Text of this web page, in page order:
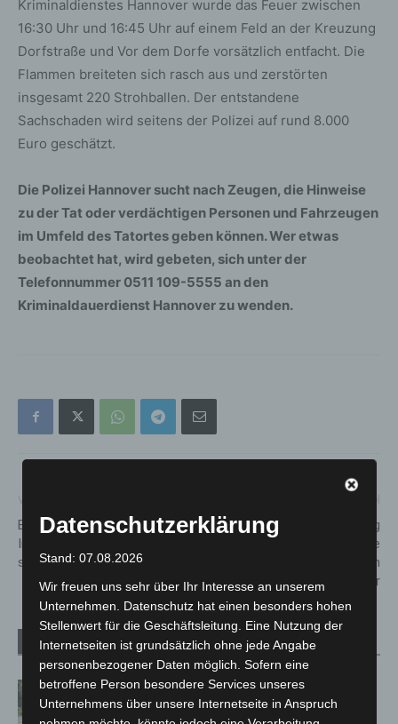
Kriminaldienstes Hannover wurde das Feuer zwischen
16:30 Uhr und 16:45 Uhr auf einem Feld an der Kreuzung
Dorfstraße und Vor dem Dorfe vorsätzlich entfacht. Die
Flammen breiteten sich rasch aus und zerstörten
insgesamt 220 Strohballen. Der entstandene
Sachschaden wird seitens der Polizei auf rund 8.000
Euro geschätzt.
Die Polizei Hannover sucht nach Zeugen, die Hinweise
zu der Tat oder verdächtigen Personen und Fahrzeugen
im Umfeld des Tatortes geben können. Wer etwas
beobachtet hat, wird gebeten, sich unter der
Telefonnummer 0511 109-5555 an den
Kriminaldauerdienst Hannover zu wenden.
Erneuerung der Einmündung
Imhoffstraße: Bauarbeiten
starten am 21. Oktober
Unfall auf der A7: Verzögerung
durch fehlende Rettungsgasse
– Feuerwehr appelliert an
Verkehrsteilnehmer
Verwandte Artikel Mehr vom Autor
Brand im „Haus der Begegnung“ in
Neuwarmbüchen schnell eingedämmt
Datenschutzerklärung
Stand: 07.08.2026
Wir freuen uns sehr über Ihr Interesse an unserem
Unternehmen. Datenschutz hat einen besonders hohen
Stellenwert für die Geschäftsleitung. Eine Nutzung der
Internetseiten ist grundsätzlich ohne jede Angabe
personenbezogener Daten möglich. Sofern eine
betroffene Person besondere Services unseres
Unternehmens über unsere Internetseite in Anspruch